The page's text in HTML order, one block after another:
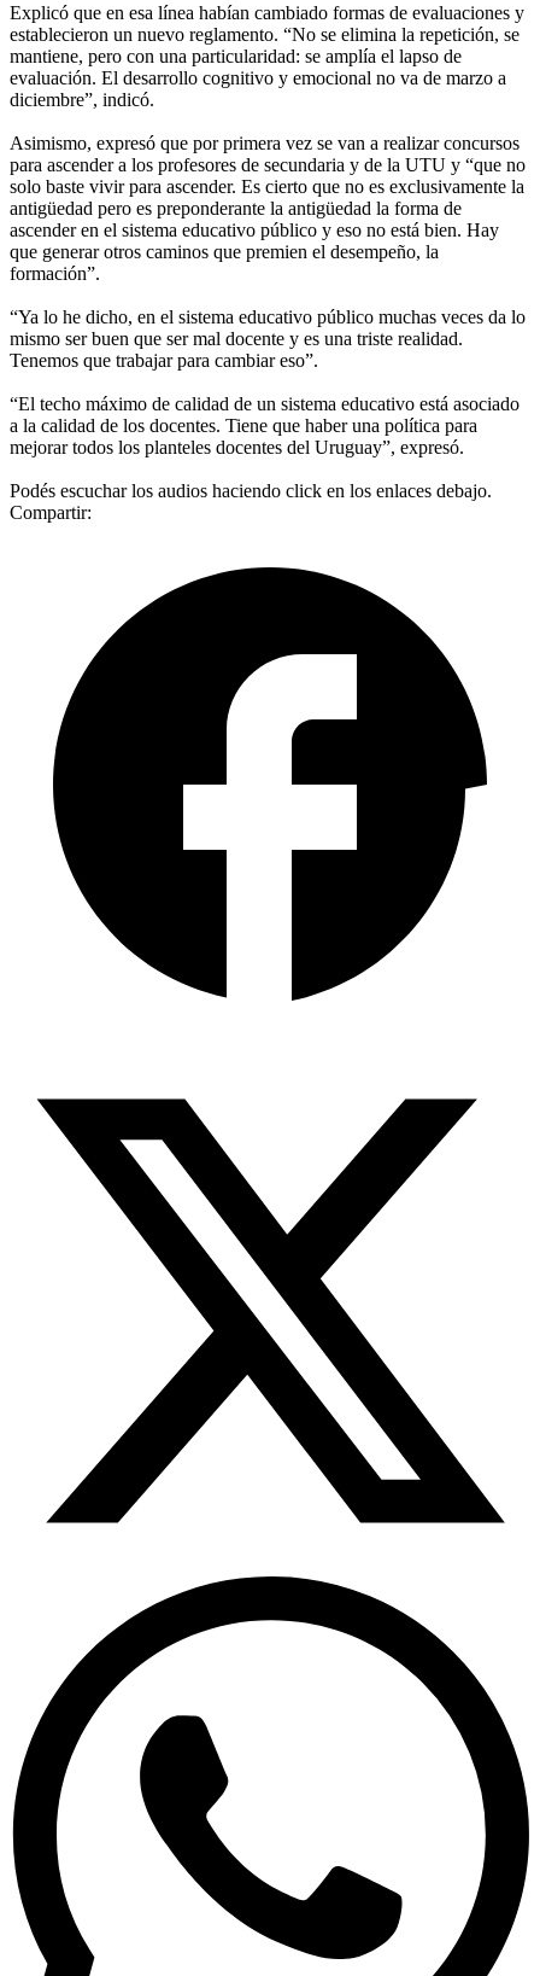
Explicó que en esa línea habían cambiado formas de evaluaciones y
establecieron un nuevo reglamento. “No se elimina la repetición, se
mantiene, pero con una particularidad: se amplía el lapso de
evaluación. El desarrollo cognitivo y emocional no va de marzo a
diciembre”, indicó.
Asimismo, expresó que por primera vez se van a realizar concursos
para ascender a los profesores de secundaria y de la UTU y “que no
solo baste vivir para ascender. Es cierto que no es exclusivamente la
antigüedad pero es preponderante la antigüedad la forma de
ascender en el sistema educativo público y eso no está bien. Hay
que generar otros caminos que premien el desempeño, la
formación”.
“Ya lo he dicho, en el sistema educativo público muchas veces da lo
mismo ser buen que ser mal docente y es una triste realidad.
Tenemos que trabajar para cambiar eso”.
“El techo máximo de calidad de un sistema educativo está asociado
a la calidad de los docentes. Tiene que haber una política para
mejorar todos los planteles docentes del Uruguay”, expresó.
Podés escuchar los audios haciendo click en los enlaces debajo.
Compartir: